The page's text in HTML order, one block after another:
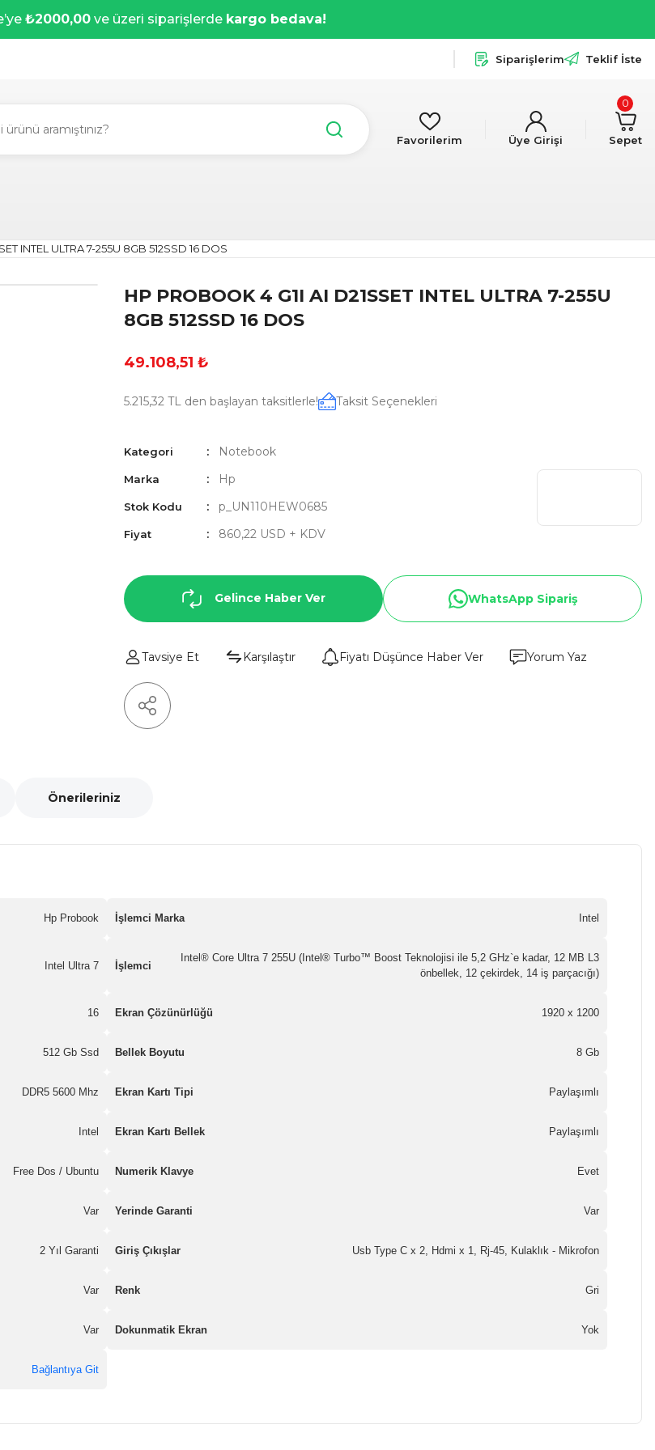
₺2000,00 ve üzeri siparişlerde kargo bedava!
Siparişlerim Teklif İste
Favorilerim Üye Girişi Sepet
0
INTEL ULTRA 7-255U 8GB 512SSD 16 DOS
HP PROBOOK 4 G1I AI D21SSET INTEL ULTRA 7-255U
8GB 512SSD 16 DOS
49.108,51 ₺
5.215,32 TL den başlayan taksitlerle! Taksit Seçenekleri
Kategori Notebook
Marka Hp
Stok Kodu p_UN110HEW0685
Fiyat 860,22 USD + KDV
Gelince Haber Ver WhatsApp Sipariş
Tavsiye Et Karşılaştır Fiyatı Düşünce Haber Ver Yorum Yaz
Önerileriniz
Hp Probook İşlemci Marka Intel
Intel Ultra 7 İşlemci
Intel® Core Ultra 7 255U (Intel® Turbo™ Boost Teknolojisi ile 5,2 GHz`e kadar, 12 MB L3
önbellek, 12 çekirdek, 14 iş parçacığı)
16 Ekran Çözünürlüğü 1920 x 1200
512 Gb Ssd Bellek Boyutu 8 Gb
DDR5 5600 Mhz Ekran Kartı Tipi Paylaşımlı
Intel Ekran Kartı Bellek Paylaşımlı
Free Dos / Ubuntu Numerik Klavye Evet
Var Yerinde Garanti Var
2 Yıl Garanti Giriş Çıkışlar Usb Type C x 2, Hdmi x 1, Rj-45, Kulaklık - Mikrofon
Var Renk Gri
Var Dokunmatik Ekran Yok
Bağlantıya Git